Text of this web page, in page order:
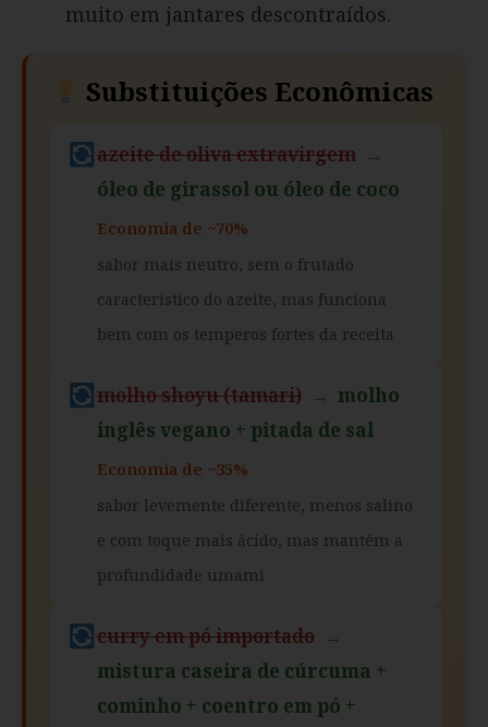
muito em jantares descontraídos.
Substituições Econômicas
azeite de oliva extravirgem →
óleo de girassol ou óleo de coco
Economia de ~70%
sabor mais neutro, sem o frutado
característico do azeite, mas funciona
bem com os temperos fortes da receita
molho shoyu (tamari) → molho
inglês vegano + pitada de sal
Economia de ~35%
sabor levemente diferente, menos salino
e com toque mais ácido, mas mantém a
profundidade umami
curry em pó importado →
mistura caseira de cúrcuma +
cominho + coentro em pó +